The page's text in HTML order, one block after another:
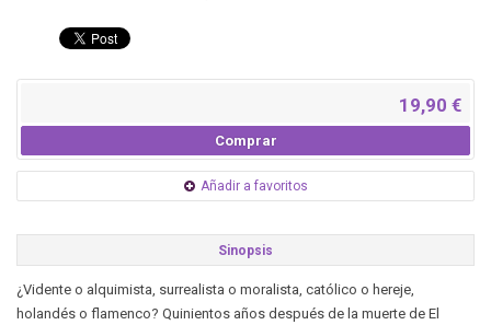
19,90 €
Comprar
Añadir a favoritos
Sinopsis
¿Vidente o alquimista, surrealista o moralista, católico o hereje,
holandés o flamenco? Quinientos años después de la muerte de El